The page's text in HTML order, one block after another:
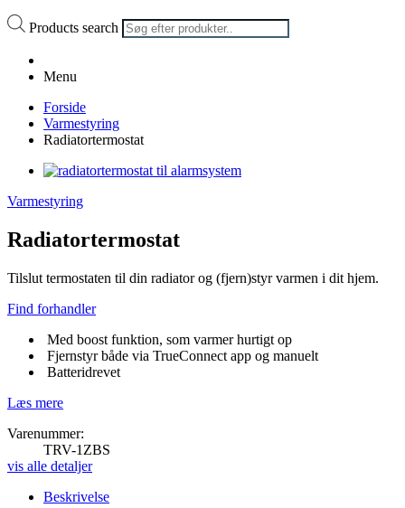
Products search
Menu
Forside
Varmestyring
Radiatortermostat
Varmestyring
Radiatortermostat
Tilslut termostaten til din radiator og (fjern)styr varmen i dit hjem.
Find forhandler
Med boost funktion, som varmer hurtigt op
Fjernstyr både via TrueConnect app og manuelt
Batteridrevet
Læs mere
Varenummer:
TRV-1ZBS
vis alle detaljer
Beskrivelse